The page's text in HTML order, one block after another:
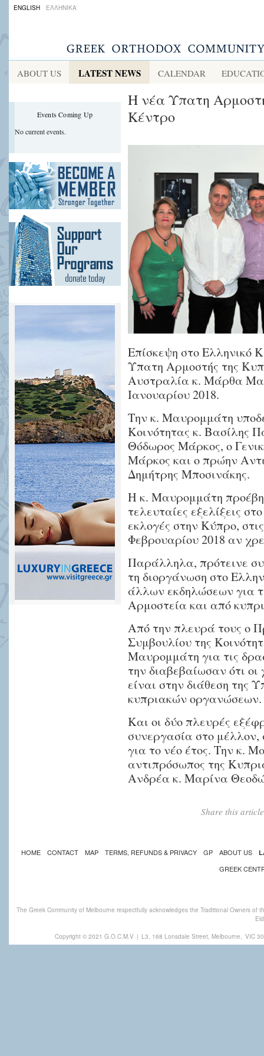
ENGLISH ΕΛΛΗΝΙΚΑ
ABOUT US LATEST NEWS CALENDAR
Events Coming Up
No current events.
Η νέα Υπατη
Κέντρο
Επίσκεψη στο Ελληνικό
Υπατη Αρμοστής της
Αυστραλία κ. Μάρθα
Ιανουαρίου 2018.
Την κ. Μαυρομμάτη
Κοινότητας κ. Βασίλης
Θόδωρος Μάρκος, ο
Μάρκος και ο πρώην
Δημήτρης Μποσινάκης.
Η κ. Μαυρομμάτη προέβη
τελευταίες εξελίξεις
εκλογές στην Κύπρο,
Φεβρουαρίου 2018 αν
Παράλληλα, πρότεινε
τη διοργάνωση στο
άλλων εκδηλώσεων για
Αρμοστεία και από
Από την πλευρά τους ο
Συμβουλίου της
Μαυρομμάτη για τις
την διαβεβαίωσαν ότι
είναι στην διάθεση της
κυπριακών οργανώσεων.
Και οι δύο πλευρές
συνεργασία στο μέλλον,
για το νέο έτος. Την κ.
αντιπρόσωπος της
Ανδρέα κ. Μαρίνα
Share this
HOME CONTACT MAP TERMS, REFUNDS & PRIVACY GP ABOUT US
GREEK
The Greek Community of Melbourne respectfully acknowledges the Traditional Owners
Copyright © 2021 G.O.C.M.V | L3, 168 Lonsdale Street, Melbourne, VIC